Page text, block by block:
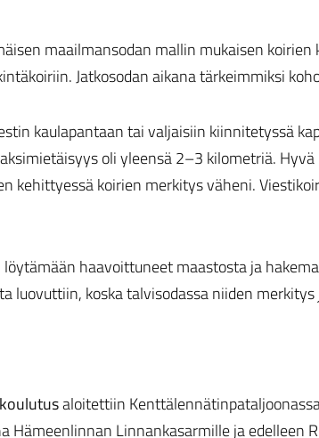
maailmansodan mallin mukaisen
Jatkosodan aikana tärkeimmiksi
kaulapantaan tai valjaisiin kiinnitetyssä
oli yleensä 2–3 kilometriä.
kehittyessä koirien merkitys väheni.
haavoittuneet maastosta ja
luovuttiin, koska talvisodassa niiden merkitys
aloitettiin
Hämeenlinnan Linnankasarmille ja edelleen